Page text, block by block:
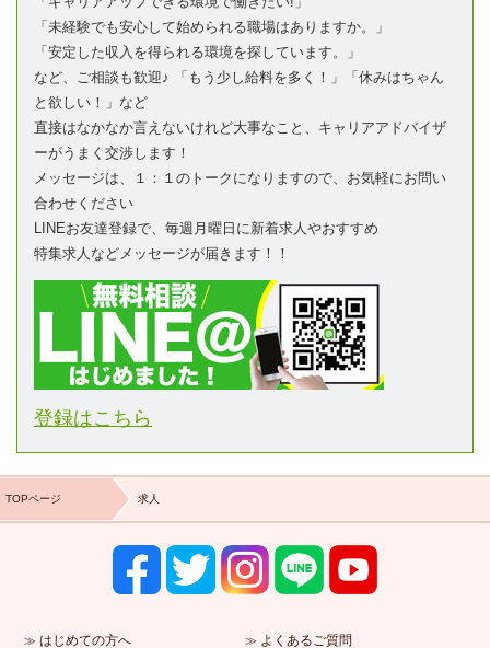
「未経験でも安心して始められる職場はありますか。」
「安定した収入を得られる環境を探しています。」
など、ご相談も歓迎♪ 「もう少し給料を多く！」「休みはちゃん
と欲しい！」など
直接はなかなか言えないけれど大事なこと、キャリアアドバイザ
ーがうまく交渉します！
メッセージは、１：１のトークになりますので、お気軽にお問い
合わせください
LINEお友達登録で、毎週月曜日に新着求人やおすすめ
特集求人などメッセージが届きます！！
登録はこちら
TOPページ 求人
はじめての方へ よくあるご質問